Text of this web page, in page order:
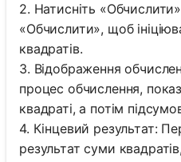
2. Натисніть
«Обчислити», щоб
квадратів.
3. Відображення
процес обчислення,
квадраті, а потім
4. Кінцевий результат:
результат суми